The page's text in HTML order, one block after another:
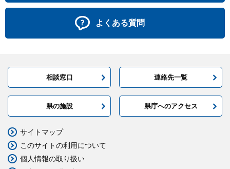
よくある質問
相談窓口 連絡先一覧
県の施設 県庁へのアクセス
サイトマップ
このサイトの利用について
個人情報の取り扱い